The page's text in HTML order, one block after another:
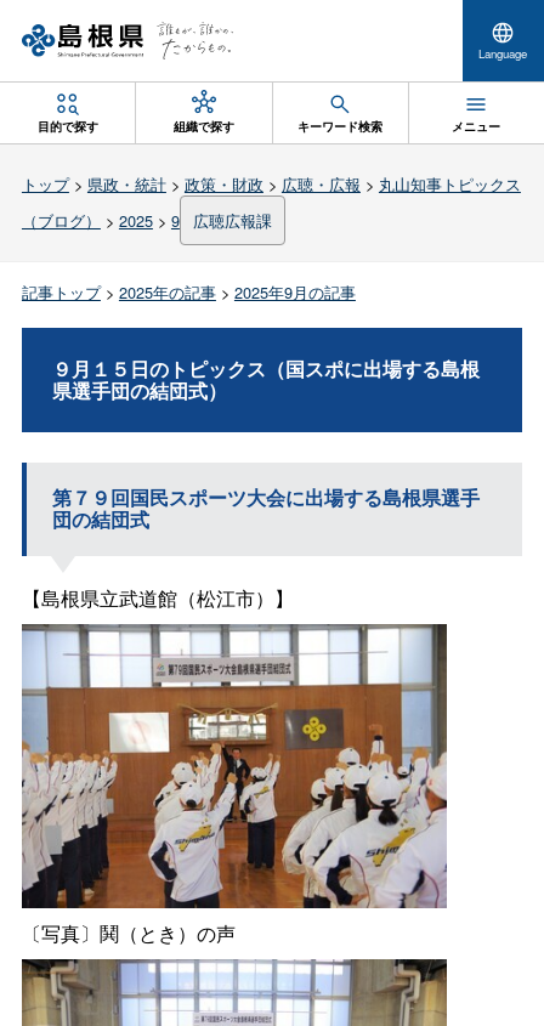
Language
目的で探す 組織で探す キーワード検索 メニュー
トップ> 県政・統計> 政策・財政 > 広聴・広報 > 丸山知事トピックス
（ブログ）
> 2025> 9 広聴広報課
記事トップ> 2025年の記事> 2025年9月の記事
９月１５日のトピックス（国スポに出場する島根
県選手団の結団式）
第７９回国民スポーツ大会に出場する島根県選手
団の結団式
【島根県立武道館（松江市）】
〔写真〕鬨（とき）の声